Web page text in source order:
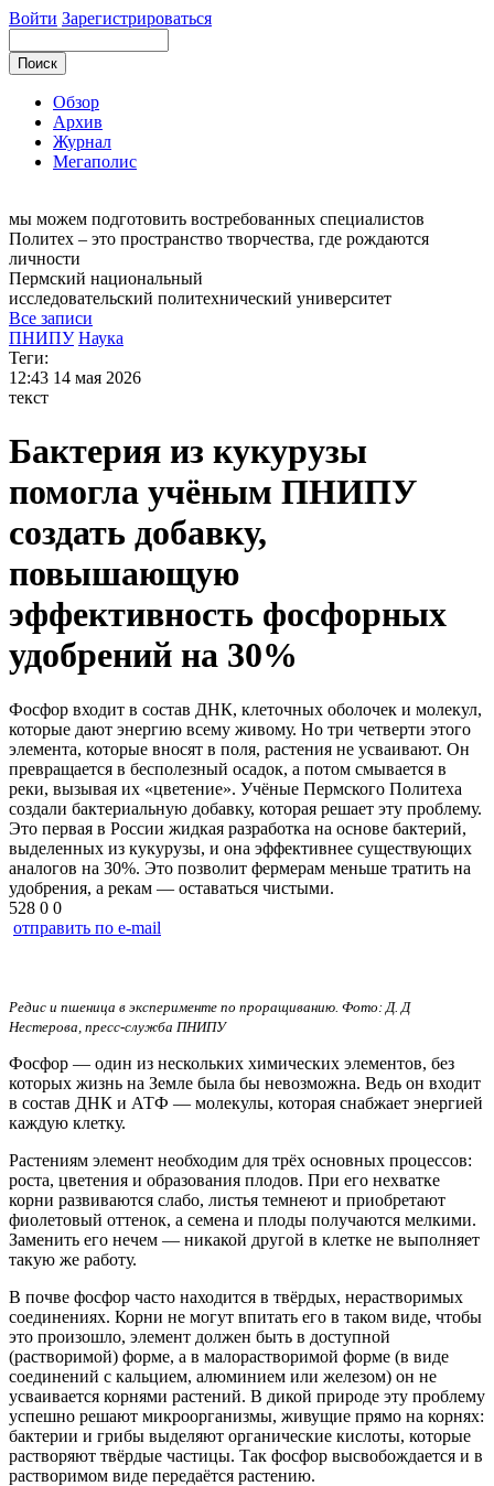
Войти Зарегистрироваться
Обзор
Архив
Журнал
Мегаполис
мы можем подготовить востребованных специалистов
Политех – это пространство творчества, где рождаются
личности
Пермский национальный
исследовательский политехнический университет
Все записи
ПНИПУ Наука
Теги:
12:43 14 мая 2026
текст
Бактерия из кукурузы
помогла учёным ПНИПУ
создать добавку,
повышающую
эффективность фосфорных
удобрений на 30%
Фосфор входит в состав ДНК, клеточных оболочек и молекул,
которые дают энергию всему живому. Но три четверти этого
элемента, которые вносят в поля, растения не усваивают. Он
превращается в бесполезный осадок, а потом смывается в
реки, вызывая их «цветение». Учёные Пермского Политеха
создали бактериальную добавку, которая решает эту проблему.
Это первая в России жидкая разработка на основе бактерий,
выделенных из кукурузы, и она эффективнее существующих
аналогов на 30%. Это позволит фермерам меньше тратить на
удобрения, а рекам — оставаться чистыми.
528 0 0
отправить по e-mail
Редис и пшеница в эксперименте по проращиванию. Фото: Д. Д
Нестерова, пресс-служба ПНИПУ
Фосфор — один из нескольких химических элементов, без
которых жизнь на Земле была бы невозможна. Ведь он входит
в состав ДНК и АТФ — молекулы, которая снабжает энергией
каждую клетку.
Растениям элемент необходим для трёх основных процессов:
роста, цветения и образования плодов. При его нехватке
корни развиваются слабо, листья темнеют и приобретают
фиолетовый оттенок, а семена и плоды получаются мелкими.
Заменить его нечем — никакой другой в клетке не выполняет
такую же работу.
В почве фосфор часто находится в твёрдых, нерастворимых
соединениях. Корни не могут впитать его в таком виде, чтобы
это произошло, элемент должен быть в доступной
(растворимой) форме, а в малорастворимой форме (в виде
соединений с кальцием, алюминием или железом) он не
усваивается корнями растений. В дикой природе эту проблему
успешно решают микроорганизмы, живущие прямо на корнях:
бактерии и грибы выделяют органические кислоты, которые
растворяют твёрдые частицы. Так фосфор высвобождается и в
растворимом виде передаётся растению.